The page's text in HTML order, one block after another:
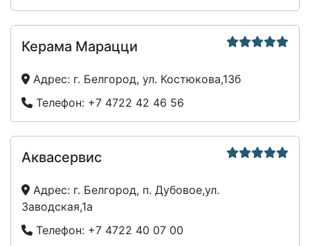
Керама Марацци
Адрес: г. Белгород, ул. Костюкова,13б
Телефон: +7 4722 42 46 56
Аквасервис
Адрес: г. Белгород, п. Дубовое,ул.
Заводская,1а
Телефон: +7 4722 40 07 00